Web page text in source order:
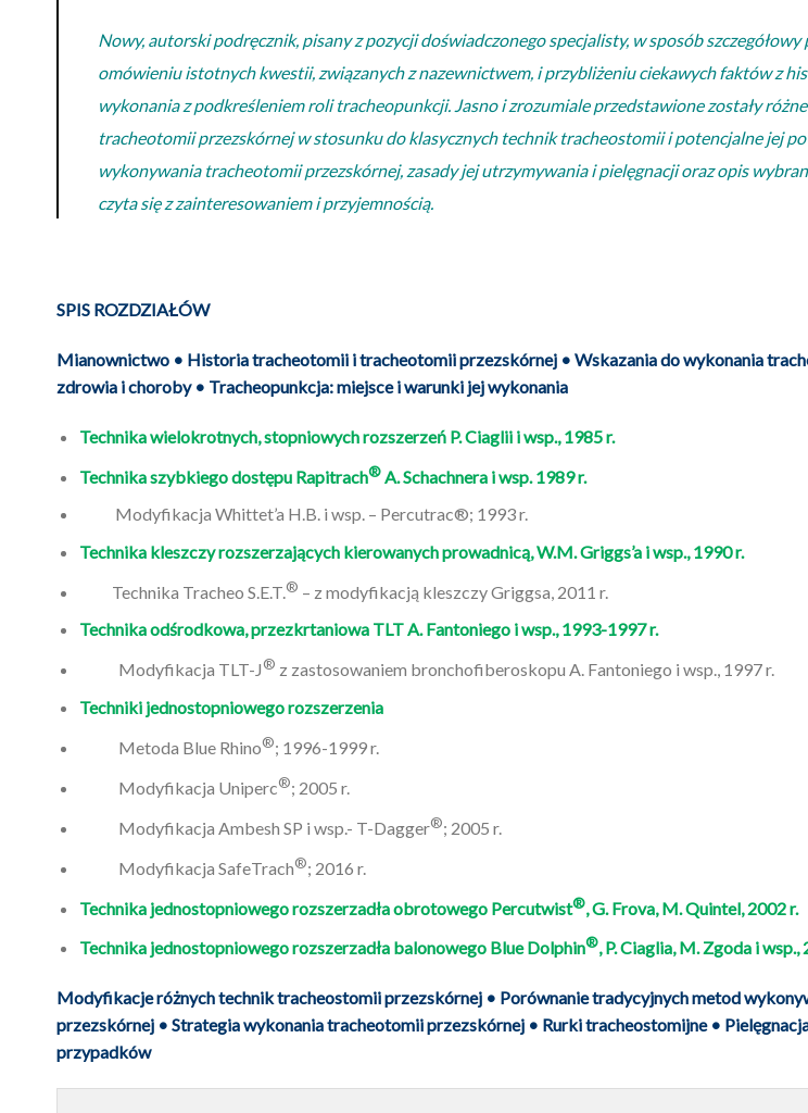
Nowy, autorski podręcznik, pisany z pozycji doświadczonego specjalisty, w sposób
omówieniu istotnych kwestii, związanych z nazewnictwem, i przybliżeniu ciekawych faktów z
wykonania z podkreśleniem roli tracheopunkcji. Jasno i zrozumiale przedstawione zostały
tracheotomii przezskórnej w stosunku do klasycznych technik tracheostomii i potencjalne jej
wykonywania tracheotomii przezskórnej, zasady jej utrzymywania i pielęgnacji oraz opis
czyta się z zainteresowaniem i przyjemnością.
SPIS ROZDZIAŁÓW
Mianownictwo • Historia tracheotomii i tracheotomii przezskórnej • Wskazania do wykonania
zdrowia i choroby • Tracheopunkcja: miejsce i warunki jej wykonania
Technika wielokrotnych, stopniowych rozszerzeń P. Ciaglii i wsp., 1985 r.
Technika szybkiego dostępu Rapitrach®A. Schachnera i wsp. 1989 r.
Modyfikacja Whittet’a H.B. i wsp. – Percutrac®; 1993 r.
Technika kleszczy rozszerzających kierowanych prowadnicą, W.M. Griggs’a i wsp., 1990 r.
Technika Tracheo S.E.T. ® – z modyfikacją kleszczy Griggsa, 2011 r.
Technika odśrodkowa, przezkrtaniowa TLT A. Fantoniego i wsp., 1993-1997 r.
Modyfikacja TLT-J® z zastosowaniem bronchofiberoskopu A. Fantoniego i wsp., 1997 r.
Techniki jednostopniowego rozszerzenia
Metoda Blue Rhino®; 1996-1999 r.
Modyfikacja Uniperc®; 2005 r.
Modyfikacja Ambesh SP i wsp.- T-Dagger®; 2005 r.
Modyfikacja SafeTrach®; 2016 r.
Technika jednostopniowego rozszerzadła obrotowego Percutwist®, G. Frova, M. Quintel, 2002 r.
Technika jednostopniowego rozszerzadła balonowego Blue Dolphin®, P. Ciaglia, M. Zgoda i wsp.,
Modyfikacje różnych technik tracheostomii przezskórnej • Porównanie tradycyjnych metod
przezskórnej • Strategia wykonania tracheotomii przezskórnej • Rurki tracheostomijne •
przypadków